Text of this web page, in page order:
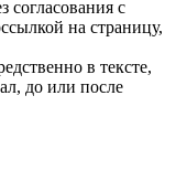
согласования с
на страницу,
в тексте,
до или после